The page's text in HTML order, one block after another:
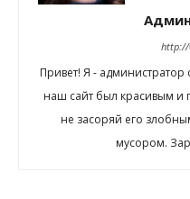
http://
Привет! Я -
наш сайт был красивым и
не засоряй его
мусором.